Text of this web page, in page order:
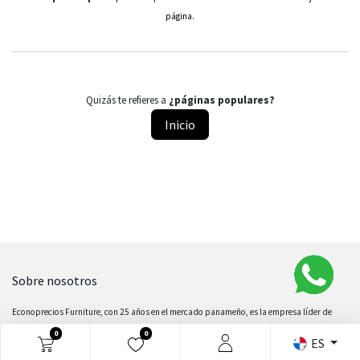
0 0
ES
página.
Quizás te refieres a ¿páginas populares?
Inicio
Sobre nosotros
Econoprecios Furniture, con 25 años en el mercado panameño, es la empresa líder de
muebles a nivel nacional. En corto tiempo, nos ganamos la simpatía y aceptación dentro
del mercado nacional; simpatía que sigue hasta el presente de manera latente y